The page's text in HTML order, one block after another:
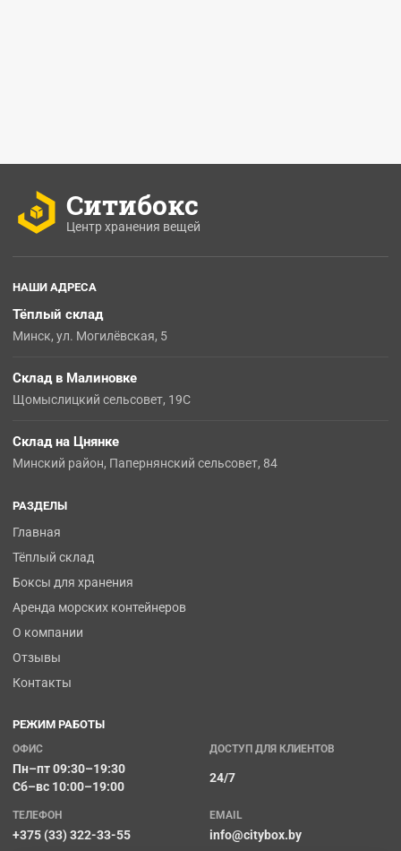
Ситибокс
Центр хранения вещей
НАШИ АДРЕСА
Тёплый склад
Минск, ул. Могилёвская, 5
Склад в Малиновке
Щомыслицкий сельсовет, 19С
Склад на Цнянке
Минский район, Папернянский сельсовет, 84
РАЗДЕЛЫ
Главная
Тёплый склад
Боксы для хранения
Аренда морских контейнеров
О компании
Отзывы
Контакты
РЕЖИМ РАБОТЫ
ОФИС
Пн–пт 09:30–19:30
Сб–вс 10:00–19:00
ДОСТУП ДЛЯ КЛИЕНТОВ
24/7
ТЕЛЕФОН
+375 (33) 322-33-55
EMAIL
info@citybox.by